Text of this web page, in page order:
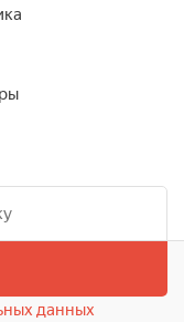
данных